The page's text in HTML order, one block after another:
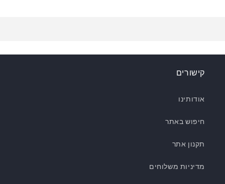
קישורים
אודותינו
חיפוש באתר
תקנון אתר
מדיניות משלוחים